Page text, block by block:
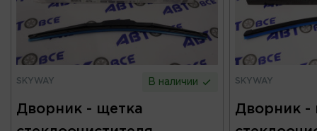
SKYWAY В наличии
Дворник - щетка
SKYWAY
Дворник -